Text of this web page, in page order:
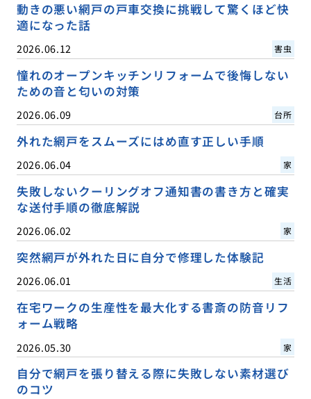
動きの悪い網戸の戸車交換に挑戦して驚くほど快
適になった話
2026.06.12 害虫
憧れのオープンキッチンリフォームで後悔しない
ための音と匂いの対策
2026.06.09 台所
外れた網戸をスムーズにはめ直す正しい手順
2026.06.04 家
失敗しないクーリングオフ通知書の書き方と確実
な送付手順の徹底解説
2026.06.02 家
突然網戸が外れた日に自分で修理した体験記
2026.06.01 生活
在宅ワークの生産性を最大化する書斎の防音リフ
ォーム戦略
2026.05.30 家
自分で網戸を張り替える際に失敗しない素材選び
のコツ